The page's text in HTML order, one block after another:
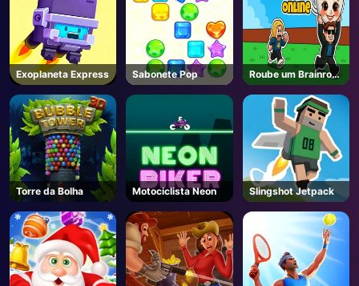
Exoplaneta Express Sabonete Pop
Roube um Brainrot-
Unblocked Online
Jogos
Torre da Bolha Motociclista Neon Slingshot Jetpack